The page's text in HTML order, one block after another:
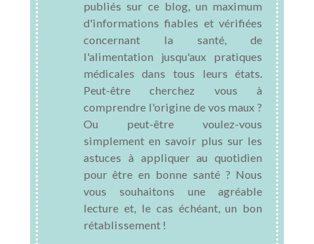
publiés sur ce blog, un maximum
d'informations fiables et vérifiées
concernant la santé, de
l'alimentation jusqu'aux pratiques
médicales dans tous leurs états.
Peut-être cherchez vous à
comprendre l'origine de vos maux ?
Ou peut-être voulez-vous
simplement en savoir plus sur les
astuces à appliquer au quotidien
pour être en bonne santé ? Nous
vous souhaitons une agréable
lecture et, le cas échéant, un bon
rétablissement !